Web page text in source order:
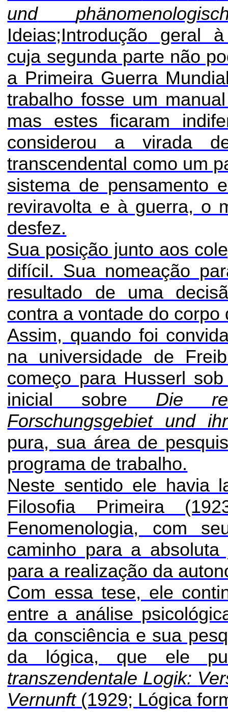
und
Ideias;Introdução geral à
cuja segunda parte não
a Primeira Guerra
trabalho fosse um
mas estes ficaram
considerou a virada
transcendental como um
sistema de pensamento
reviravolta e à guerra, o
desfez.
Sua posição junto aos
difícil. Sua nomeação
resultado de uma
contra a vontade do corpo
Assim, quando foi
na universidade de
começo para Husserl
inicial sobre Die
Forschungsgebiet
und
pura, sua área de
programa de trabalho.
Neste sentido ele havia
Filosofia Primeira
Fenomenologia, com
caminho para a
para a realização da
Com essa tese, ele
entre a análise
da consciência e sua
da lógica, que ele
transzendentale Logik:
Vernunft(1929; Lógica